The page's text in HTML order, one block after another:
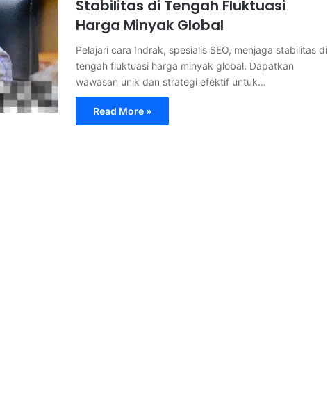
Stabilitas di Tengah Fluktuasi
Harga Minyak Global
Pelajari cara Indrak, spesialis SEO, menjaga stabilitas di
tengah fluktuasi harga minyak global. Dapatkan
wawasan unik dan strategi efektif untuk…
Read More »